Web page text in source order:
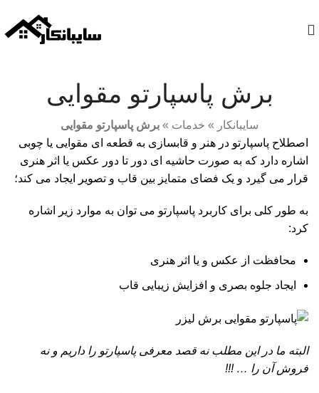
برش پاسپارتو مقوایی
سایبانکار » خدمات » برش پاسپارتو مقوایی
اصطلاح پاسپارتو در هنر و قابسازی به قطعه ای مقوایی یا چوبی
اشاره دارد که به صورت حاشیه ای دور تا دور عکس یا اثر هنری
قرار می گیرد و یک فضای متمایز بین قاب و تصویر ایجاد می کند؛
به طور کلی برای کاربرد پاسپارتو می توان به موارد زیر اشاره
کرد:
محافظت از عکس و یا اثر هنری
ایجاد جلوه بصری و افزایش زیبایی قاب
البته ما در این مطلب نه قصد معرفی پاسپارتو را داریم و نه
فروش آن را … !!!